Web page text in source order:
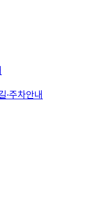
·주차안내